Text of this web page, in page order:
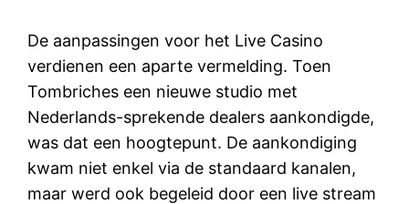
De aanpassingen voor het Live Casino
verdienen een aparte vermelding. Toen
Tombriches een nieuwe studio met
Nederlands-sprekende dealers aankondigde,
was dat een hoogtepunt. De aankondiging
kwam niet enkel via de standaard kanalen,
maar werd ook begeleid door een live stream